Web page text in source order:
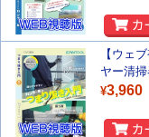
【ウェ
ヤー清
¥3,960